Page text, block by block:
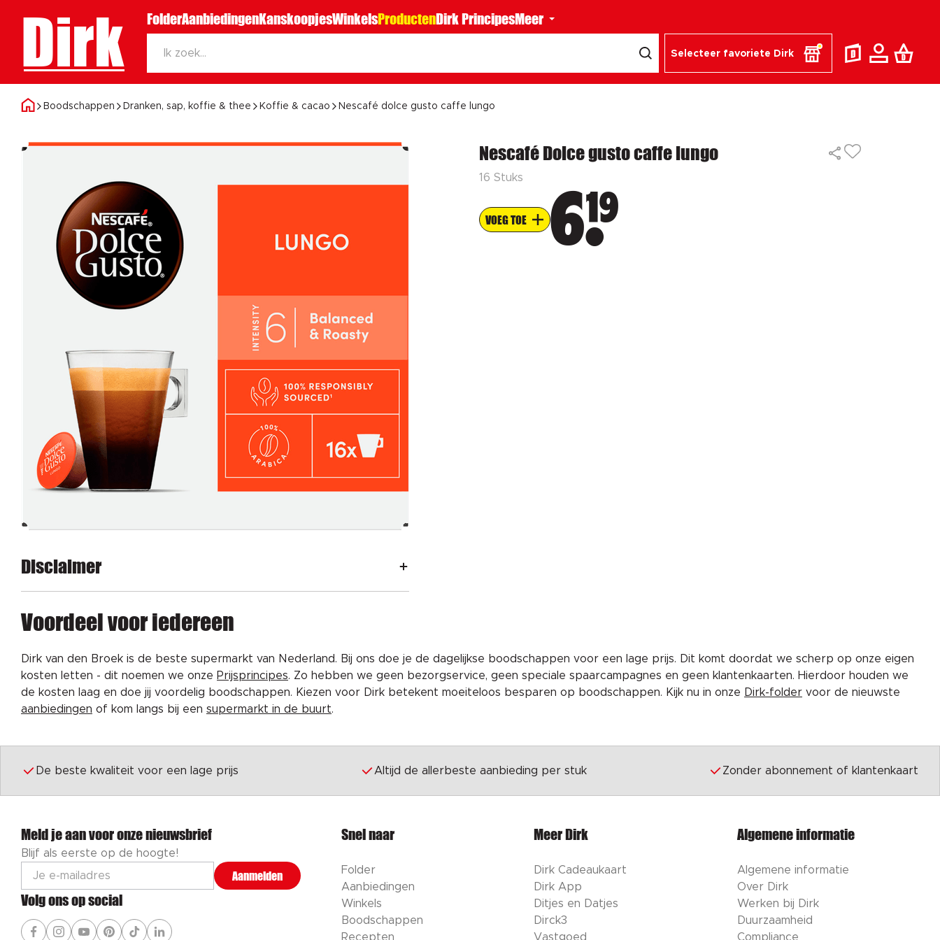
Dirk FolderAanbiedingenKanskoopjesWinkelsProductenDirk PrincipesMeer
Selecteer favoriete Dirk
Boodschappen Dranken, sap, koffie & thee Koffie & cacao Nescafé dolce gusto caffe lungo
Nescafé Dolce gusto caffe lungo
16 Stuks
VOEG TOE 619
Disclaimer
Voordeel voor iedereen
Dirk van den Broek is de beste supermarkt van Nederland. Bij ons doe je de dagelijkse boodschappen voor een lage prijs. Dit komt doordat we scherp op onze eigen
kosten letten - dit noemen we onze Prijsprincipes. Zo hebben we geen bezorgservice, geen speciale spaarcampagnes en geen klantenkaarten. Hierdoor houden we
de kosten laag en doe jij voordelig boodschappen. Kiezen voor Dirk betekent moeiteloos besparen op boodschappen. Kijk nu in onze Dirk-folder voor de nieuwste
aanbiedingen of kom langs bij een supermarkt in de buurt.
De beste kwaliteit voor een lage prijs Altijd de allerbeste aanbieding per stuk Zonder abonnement of klantenkaart
Meld je aan voor onze nieuwsbrief
Blijf als eerste op de hoogte!
Aanmelden
Volg ons op social
Snel naar
Folder
Aanbiedingen
Winkels
Boodschappen
Recepten
Meer Dirk
Dirk Cadeaukaart
Dirk App
Ditjes en Datjes
Dirck3
Vastgoed
Algemene informatie
Algemene informatie
Over Dirk
Werken bij Dirk
Duurzaamheid
Compliance